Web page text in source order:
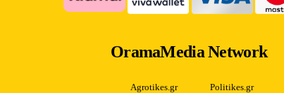
OramaMedia Network
Agrotikes.gr Politikes.gr